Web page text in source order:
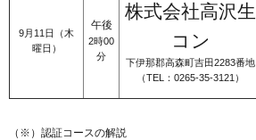
9月11日（木
曜日）
午後
2時00
分
株式会社高沢生
コン
下伊那郡高森町吉田2283番地
（TEL：0265-35-3121）
（※）認証コースの解説